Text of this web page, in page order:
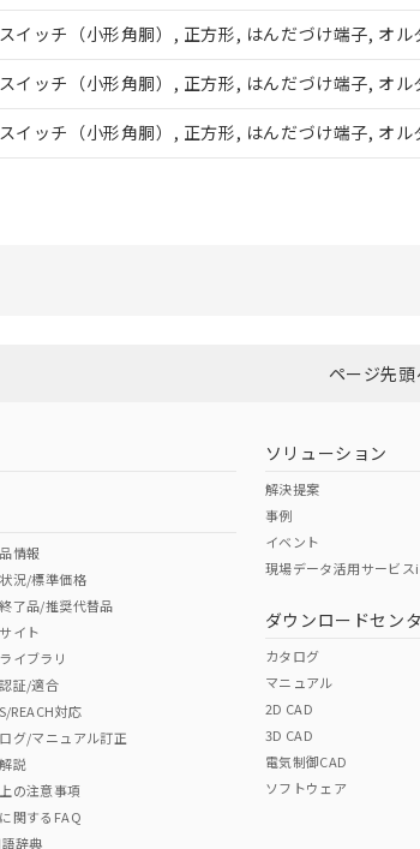
イッチ（小形角胴）, 正方形, はんだづけ端子, オ
イッチ（小形角胴）, 正方形, はんだづけ端子, オ
イッチ（小形角胴）, 正方形, はんだづけ端子, オ
ページ先頭
情報
況/標準価格
了品/推奨代替品
イト
イブラリ
証/適合
REACH対応
グ/マニュアル訂正
説
の注意事項
関するFAQ
辞典
ソリューション
解決提案
事例
イベント
現場データ活用サービス
ダウンロードセンタ
カタログ
マニュアル
2D CAD
3D CAD
電気制御CAD
ソフトウェア